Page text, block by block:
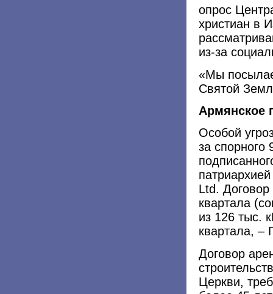
опрос
христиан в
из-за
«Мы
Святой
Армянское
Особой
за спорного
Ltd. Договор
квартала
из 126 тыс.
квартала, –
Договор
Церкви,